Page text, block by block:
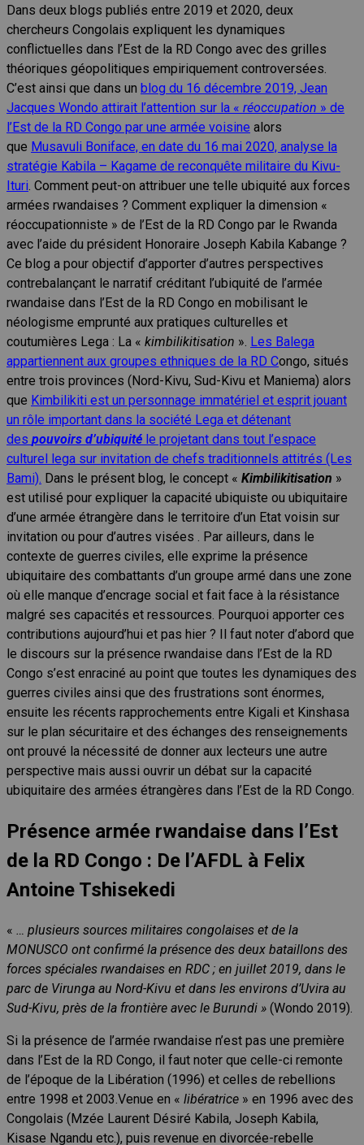
Dans deux blogs publiés entre 2019 et 2020, deux
chercheurs Congolais expliquent les dynamiques
conflictuelles dans l’Est de la RD Congo avec des grilles
théoriques géopolitiques empiriquement controversées.
C’est ainsi que dans un blog du 16 décembre 2019, Jean
Jacques Wondo attirait l’attention sur la « réoccupation » de
l’Est de la RD Congo par une armée voisine alors
que Musavuli Boniface, en date du 16 mai 2020, analyse la
stratégie Kabila – Kagame de reconquête militaire du Kivu-
Ituri. Comment peut-on attribuer une telle ubiquité aux forces
armées rwandaises ? Comment expliquer la dimension «
réoccupationniste » de l’Est de la RD Congo par le Rwanda
avec l’aide du président Honoraire Joseph Kabila Kabange ?
Ce blog a pour objectif d’apporter d’autres perspectives
contrebalançant le narratif créditant l’ubiquité de l’armée
rwandaise dans l’Est de la RD Congo en mobilisant le
néologisme emprunté aux pratiques culturelles et
coutumières Lega : La « kimbilikitisation ». Les Balega
appartiennent aux groupes ethniques de la RD Congo, situés
entre trois provinces (Nord-Kivu, Sud-Kivu et Maniema) alors
que Kimbilikiti est un personnage immatériel et esprit jouant
un rôle important dans la société Lega et détenant
des pouvoirs d’ubiquité le projetant dans tout l’espace
culturel lega sur invitation de chefs traditionnels attitrés (Les
Bami). Dans le présent blog, le concept « Kimbilikitisation »
est utilisé pour expliquer la capacité ubiquiste ou ubiquitaire
d’une armée étrangère dans le territoire d’un Etat voisin sur
invitation ou pour d’autres visées . Par ailleurs, dans le
contexte de guerres civiles, elle exprime la présence
ubiquitaire des combattants d’un groupe armé dans une zone
où elle manque d’encrage social et fait face à la résistance
malgré ses capacités et ressources. Pourquoi apporter ces
contributions aujourd’hui et pas hier ? Il faut noter d’abord que
le discours sur la présence rwandaise dans l’Est de la RD
Congo s’est enraciné au point que toutes les dynamiques des
guerres civiles ainsi que des frustrations sont énormes,
ensuite les récents rapprochements entre Kigali et Kinshasa
sur le plan sécuritaire et des échanges des renseignements
ont prouvé la nécessité de donner aux lecteurs une autre
perspective mais aussi ouvrir un débat sur la capacité
ubiquitaire des armées étrangères dans l’Est de la RD Congo.
Présence armée rwandaise dans l’Est
de la RD Congo : De l’AFDL à Felix
Antoine Tshisekedi
«
… plusieurs sources militaires congolaises et de la
MONUSCO ont confirmé la présence des deux bataillons des
forces spéciales rwandaises en RDC ; en juillet 2019, dans le
parc de Virunga au Nord-Kivu et dans les environs d’Uvira au
Sud-Kivu, près de la frontière avec le Burundi » (Wondo 2019).
Si la présence de l’armée rwandaise n’est pas une première
dans l’Est de la RD Congo, il faut noter que celle-ci remonte
de l’époque de la Libération (1996) et celles de rebellions
entre 1998 et 2003.Venue en « libératrice » en 1996 avec des
Congolais (Mzée Laurent Désiré Kabila, Joseph Kabila,
Kisase Ngandu etc.), puis revenue en divorcée-rebelle